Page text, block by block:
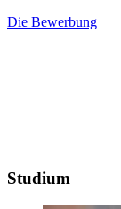
Die Bewerbung
Studium